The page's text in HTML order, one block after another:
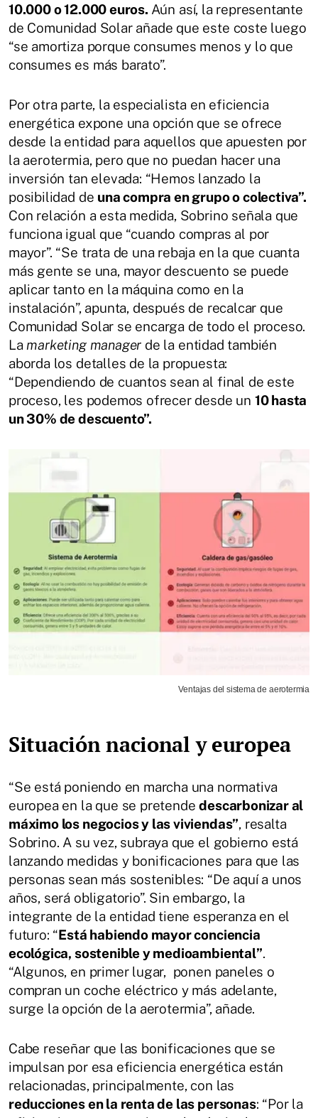
10.000 o 12.000 euros. Aún así, la representante
de Comunidad Solar añade que este coste luego
“se amortiza porque consumes menos y lo que
consumes es más barato”.
Por otra parte, la especialista en eficiencia
energética expone una opción que se ofrece
desde la entidad para aquellos que apuesten por
la aerotermia, pero que no puedan hacer una
inversión tan elevada: “Hemos lanzado la
posibilidad de una compra en grupo o colectiva”.
Con relación a esta medida, Sobrino señala que
funciona igual que “cuando compras al por
mayor”. “Se trata de una rebaja en la que cuanta
más gente se una, mayor descuento se puede
aplicar tanto en la máquina como en la
instalación”, apunta, después de recalcar que
Comunidad Solar se encarga de todo el proceso.
La marketing manager de la entidad también
aborda los detalles de la propuesta:
“Dependiendo de cuantos sean al final de este
proceso, les podemos ofrecer desde un 10 hasta
un 30% de descuento”.
Ventajas del sistema de aerotermia
Situación nacional y europea
“Se está poniendo en marcha una normativa
europea en la que se pretendedescarbonizar al
máximo los negocios y las viviendas”, resalta
Sobrino. A su vez, subraya que el gobierno está
lanzando medidas y bonificaciones para que las
personas sean más sostenibles: “De aquí a unos
años, será obligatorio”. Sin embargo, la
integrante de la entidad tiene esperanza en el
futuro: “Está habiendo mayor conciencia
ecológica, sostenible y medioambiental”.
“Algunos, en primer lugar, ponen paneles o
compran un coche eléctrico y más adelante,
surge la opción de la aerotermia”, añade.
Cabe reseñar que las bonificaciones que se
impulsan por esa eficiencia energética están
relacionadas, principalmente, con las
reducciones en la renta de las personas: “Por la